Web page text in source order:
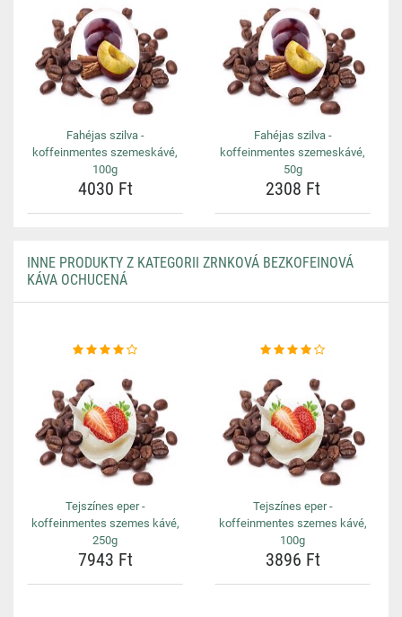
Fahéjas szilva -
koffeinmentes szemeskávé,
100g
4030 Ft
Fahéjas szilva -
koffeinmentes szemeskávé,
50g
2308 Ft
INNE PRODUKTY Z KATEGORII ZRNKOVÁ BEZKOFEINOVÁ
KÁVA OCHUCENÁ
Tejszínes eper -
koffeinmentes szemes kávé,
250g
7943 Ft
Tejszínes eper -
koffeinmentes szemes kávé,
100g
3896 Ft